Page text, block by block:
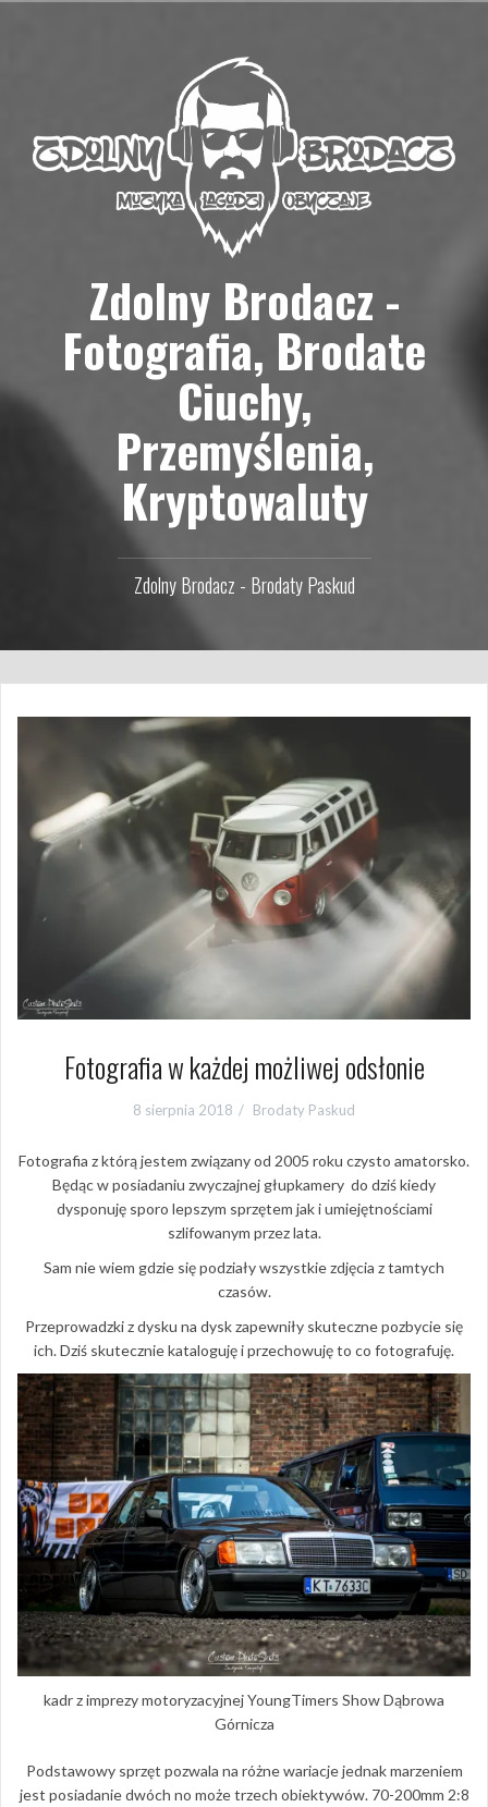
Zdolny Brodacz -
Fotografia, Brodate
Ciuchy,
Przemyślenia,
Kryptowaluty
Zdolny Brodacz - Brodaty Paskud
Fotografia w każdej możliwej odsłonie
8 sierpnia 2018 Brodaty Paskud
Fotografia z którą jestem związany od 2005 roku czysto amatorsko.
Będąc w posiadaniu zwyczajnej głupkamery do dziś kiedy
dysponuję sporo lepszym sprzętem jak i umiejętnościami
szlifowanym przez lata.
Sam nie wiem gdzie się podziały wszystkie zdjęcia z tamtych
czasów.
Przeprowadzki z dysku na dysk zapewniły skuteczne pozbycie się
ich. Dziś skutecznie kataloguję i przechowuję to co fotografuję.
kadr z imprezy motoryzacyjnej YoungTimers Show Dąbrowa
Górnicza
Podstawowy sprzęt pozwala na różne wariacje jednak marzeniem
jest posiadanie dwóch no może trzech obiektywów. 70-200mm 2:8